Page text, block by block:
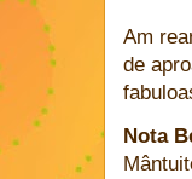
Am
de
Nota